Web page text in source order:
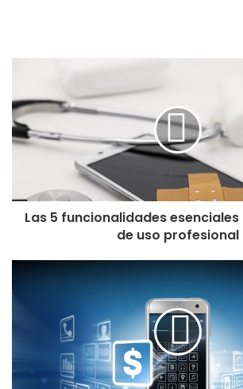
Las 5 funcionalidades
de uso profesional